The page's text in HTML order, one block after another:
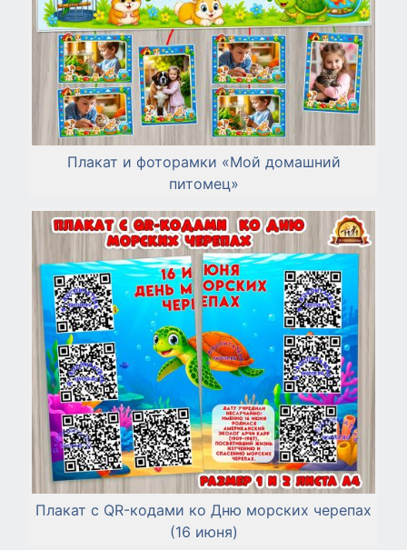
Плакат и фоторамки «Мой домашний
питомец»
Плакат с QR-кодами ко Дню морских черепах
(16 июня)